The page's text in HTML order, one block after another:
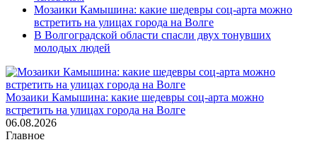
Мозаики Камышина: какие шедевры соц-арта можно
встретить на улицах города на Волге
В Волгоградской области спасли двух тонувших
молодых людей
Мозаики Камышина: какие шедевры соц-арта можно
встретить на улицах города на Волге
06.08.2026
Главное